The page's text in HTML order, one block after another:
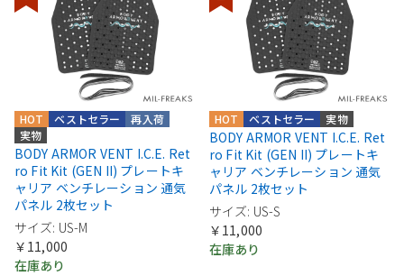
実物
再入荷
ベストセラー
HOT
BODY ARMOR VENT I.C.E. Ret
ro Fit Kit (GEN II) プレートキ
ャリア ベンチレーション 通気
パネル 2枚セット
サイズ: US-M
￥11,000
在庫あり
実物
ベストセラー
HOT
BODY ARMOR VENT I.C.E. Ret
ro Fit Kit (GEN II) プレートキ
ャリア ベンチレーション 通気
パネル 2枚セット
サイズ: US-S
￥11,000
在庫あり